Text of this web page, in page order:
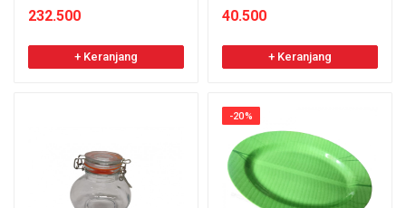
232.500
+ Keranjang
40.500
+ Keranjang
-20%